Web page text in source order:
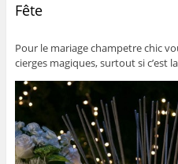
Fête
Pour le mariage champetre chic
cierges magiques, surtout si c’est